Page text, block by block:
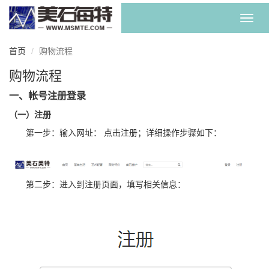
首页 购物流程
购物流程
一、帐号注册登录
（一）注册
第一步：输入网址： 点击注册；详细操作步骤如下：
第二步：进入到注册页面，填写相关信息：